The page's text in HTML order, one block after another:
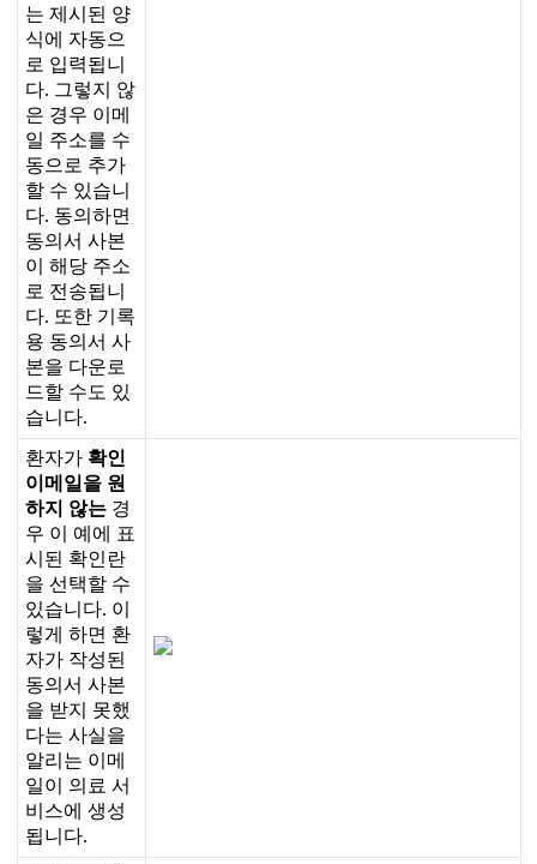
는 제 시 된 양
식에 자동으
로 입력됩니
다. 그렇지
않
은 경우 이 메
일 주소를 수
동으 로 추가
할 수 있습니
다. 동의 하면
동의 서 사본
이
해 당 주소
로 전 송됩니
다. 또한 기 록
용 동의 서 사
본을 다운로
드할 수도 있
습니 다.
환자가 확인
이 메 일 을 원
하지 않는 경
우 이 예 에
표
시 된 확인 란
을 선 택할 수
있습니 다. 이
렇게 하면 환
자가 작성된
동의 서 사본
을 받지 못했
다는 사실을
알리 는 이 메
일이 의 료 서
비 스에 생성
됩니 다.